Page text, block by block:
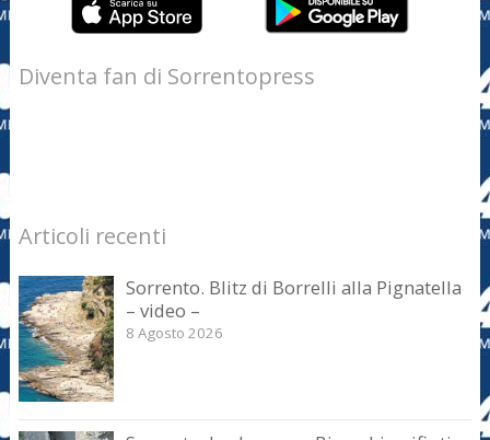
Diventa fan di Sorrentopress
Articoli recenti
Sorrento. Blitz di Borrelli alla Pignatella
– video –
8 Agosto 2026